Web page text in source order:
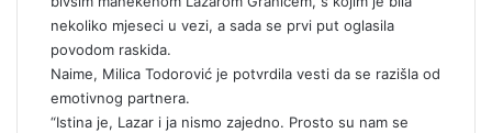
nekoliko mjeseci u vezi, a sada se prvi put oglasila
povodom raskida.
Naime, Milica Todorović je potvrdila vesti da se razišla od
emotivnog partnera.
“Istina je, Lazar i ja nismo zajedno. Prosto su nam se